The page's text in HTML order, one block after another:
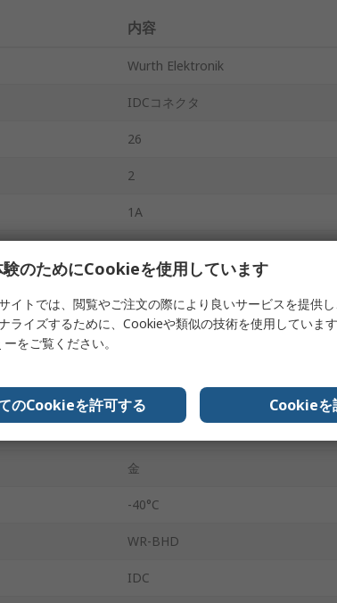
内容
Wurth Elektronik
IDCコネクタ
26
2
1A
250V ac
シュラウドなし
金
-40°C
WR-BHD
IDC
験のためにCookieを使用しています
イトでは、閲覧やご注文の際により良いサービスを提供
ライズするために、Cookieや類似の技術を使用しています
ーをご覧ください。
のCookieを許可する Cookieを